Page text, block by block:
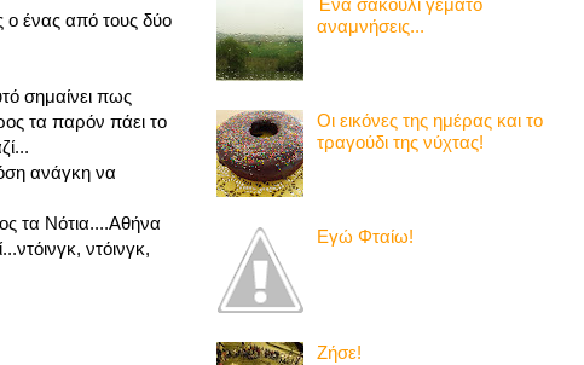
ο ένας από τους δύο
σημαίνει πως
τα παρόν πάει το
ανάγκη να
τα Νότια....Αθήνα
ντόινγκ,
αναμνήσεις...
Οι εικόνες της ημέρας και το
τραγούδι της νύχτας!
Εγώ Φταίω!
Ζήσε!